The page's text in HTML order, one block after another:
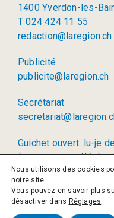
1400 Yverdon-les-
T 024 424 11 55
redaction@laregion.ch
Publicité
publicite@laregion.ch
Secrétariat
Guichet ouvert: lu-je
(permanence
17h00)
© 2026 La Région SA
Politique de
Nous utilisons des cookies
notre site.
Vous pouvez en savoir plus
désactiver dans Réglages.